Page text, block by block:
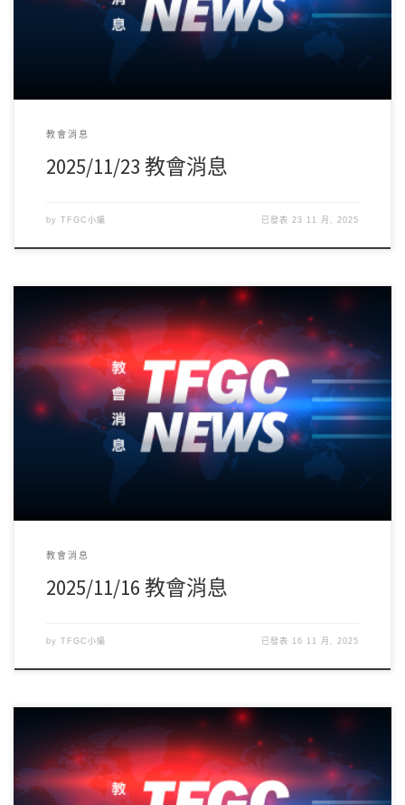
教會消息
2025/11/23 教會消息
by TFGC小編 已發表23 11 月, 2025
誠摯感謝並歡迎連加恩醫師前來分享信息，願神豐盛的恩典與祝福
在家庭及服事！ 下週10/23(日)第二、 […]
教會消息
2025/11/16 教會消息
by TFGC小編 已發表 16 11 月, 2025